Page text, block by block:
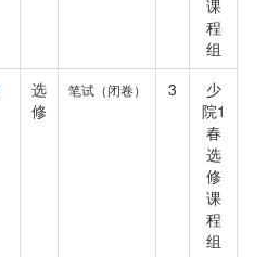
课
程
组
选
修
笔试（闭卷） 3
少
院1
春
选
修
课
程
组